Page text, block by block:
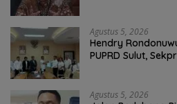
Agustus 5, 2026
Hendry
PUPRD Sulut,
Agustus 5, 2026